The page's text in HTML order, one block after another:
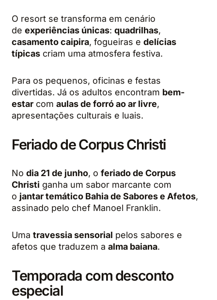
O resort se transforma em cenário
de experiências únicas: quadrilhas,
casamento caipira, fogueiras e delícias
típicas criam uma atmosfera festiva.
Para os pequenos, oficinas e festas
divertidas. Já os adultos encontram bem-
estar com aulas de forró ao ar livre,
apresentações culturais e luais.
Feriado de Corpus Christi
No dia 21 de junho, o feriado de Corpus
Christi ganha um sabor marcante com
o jantar temático Bahia de Sabores e Afetos,
assinado pelo chef Manoel Franklin.
Uma travessia sensorial pelos sabores e
afetos que traduzem a alma baiana.
Temporada com desconto
especial